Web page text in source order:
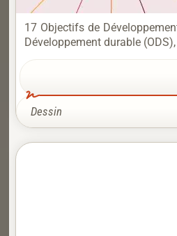
17 Objectifs de
Développement durable
Dessin